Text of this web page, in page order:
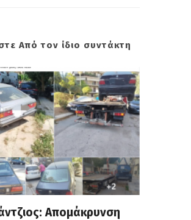
Από τον ίδιο συντάκτη
Απομάκρυνση